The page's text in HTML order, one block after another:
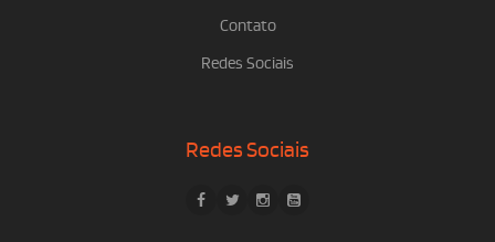
Contato
Redes Sociais
Redes Sociais